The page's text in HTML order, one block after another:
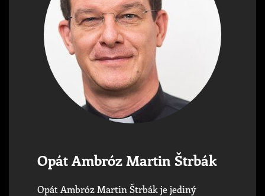
Opát Ambróz Martin Štrbák
Opát Ambróz Martin Štrbák je jediný